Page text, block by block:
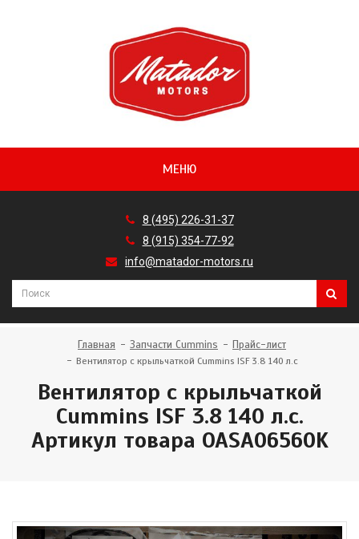
МЕНЮ
8 (495) 226-31-37
8 (915) 354-77-92
info@matador-motors.ru
Главная Запчасти Cummins Прайс-лист
Вентилятор с крыльчаткой Cummins ISF 3.8 140 л.с
Вентилятор с крыльчаткой
Cummins ISF 3.8 140 л.с.
Артикул товара OASA06560K